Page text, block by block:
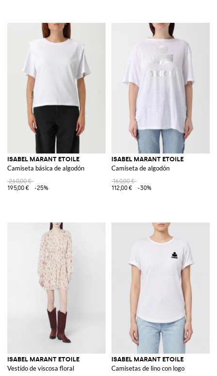
ISABEL MARANT ETOILE
Camiseta básica de algodón
260,00 €
195,00 €
-25%
ISABEL MARANT ETOILE
Camiseta de algodón
160,00 €
112,00 €
-30%
ISABEL MARANT ETOILE
Vestido de viscosa floral
ISABEL MARANT ETOILE
Camisetas de lino con logo